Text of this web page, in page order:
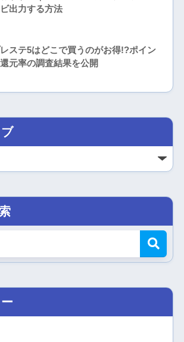
出力する方法
ステ5はどこで買うのがお得!?ポイン
還元率の調査結果を公開